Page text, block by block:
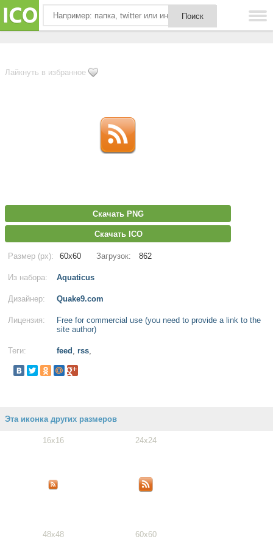
Лайкнуть в избранное
Скачать PNG
Скачать ICO
Размер (px): 60x60 Загрузок: 862
Из набора: Aquaticus
Дизайнер: Quake9.com
Лицензия:
Free for commercial use (you need to provide a link to the
site author)
Теги: feed , rss,
Эта иконка других размеров
16x16 24x24
48x48 60x60